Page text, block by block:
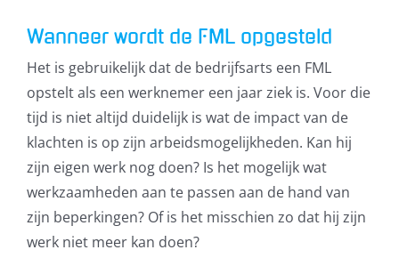
Wanneer wordt de FML opgesteld
Het is gebruikelijk dat de bedrijfsarts een FML
opstelt als een werknemer een jaar ziek is. Voor die
tijd is niet altijd duidelijk is wat de impact van de
klachten is op zijn arbeidsmogelijkheden. Kan hij
zijn eigen werk nog doen? Is het mogelijk wat
werkzaamheden aan te passen aan de hand van
zijn beperkingen? Of is het misschien zo dat hij zijn
werk niet meer kan doen?